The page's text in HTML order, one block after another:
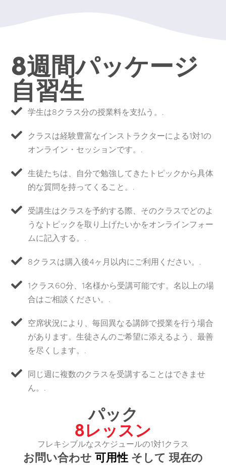
8週間パッケージ
自習生
学生は8クラス分の授業料を支払う。.
クラスは経験豊富なインストラクターによる1対1の
オンライン・セッションです。.
生徒たちは、自分で勉強してきたトピックから具体
的な質問を持ってくること。.
受講生はクラスを予約する際、そのクラスでどのよ
うなトピックを取り上げたいかをオンラインフォー
ムに記入する。.
8クラスは購入後4ヶ月以内にご利用ください。.
1クラス60分、1名様から受講可能です。名以上の場
合はご相談ください。.
空席状況により、毎回異なる講師で授業を行う場合
があります。生徒さんのご希望に添えるよう、最善
を尽くします。.
同じ週に複数のクラスを受講することはできませ
ん。.
パック
8レッスン
フレキシブルなスケジュールの1対1クラス
お問い合わせ 可用性 そして 現在の